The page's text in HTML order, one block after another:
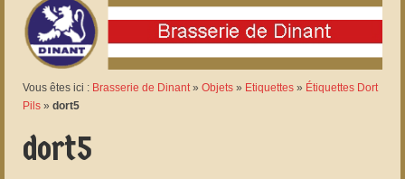
Vous êtes ici : Brasserie de Dinant» Objets » Etiquettes » Étiquettes Dort
Pils » dort5
dort5